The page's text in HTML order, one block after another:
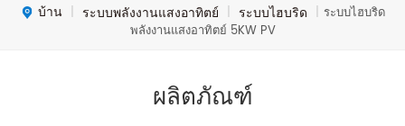
บ้าน | ระบบพลังงานแสงอาทิตย์ | ระบบไฮบริด | ระบบไฮบริด
พลังงานแสงอาทิตย์ 5KW PV
ผลิตภัณฑ์